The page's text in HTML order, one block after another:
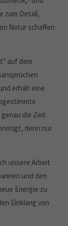
montes,
nec.
zum Detail,
Natur schaffen
auf dem
erhält eine
die Zeit
denn nur
unsere Arbeit
und den
Energie zu
Einklang von